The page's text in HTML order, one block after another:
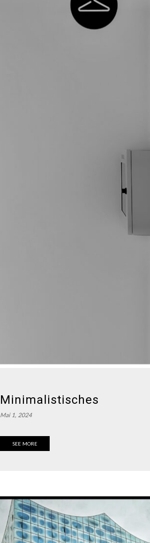
Minimalistisches
Mai 1, 2024
SEE MORE